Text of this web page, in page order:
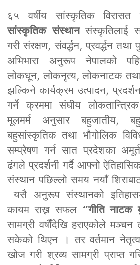
६५ वर्षीय सांस्कृतिक
सांस्कृतिक संस्थानसंस्कृतिलाई
गरी संरक्षण, संवर्द्धन, प्रवर्द्धन
अभिभारा अनुरूप नेपालको
लोकधून, लोकनृत्य, लोकनाटक
झल्किने कार्यक्रम उत्पादन,
गर्ने क्रममा संघीय
मूलमर्म अनुसार बहुजातीय,
बहुसांस्कृतिक तथा भौगोलिक
सम्प्रेषण गर्न सात प्रदेशका
ढंगले प्रदर्शनी गर्दै आफ्नोे
संस्थान पछिल्लो समय नयाँ
यसै अनुरूप संस्थानको
कायम राख्न सफल “गीति नाटक
सामग्री वर्षौंदेखि हराएकोले मञ्चन
सकेको थिएन । तर वर्तमान
खोज गरी श्रव्य सामग्री प्राप्त